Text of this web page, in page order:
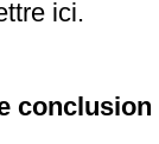
ici.
conclusion